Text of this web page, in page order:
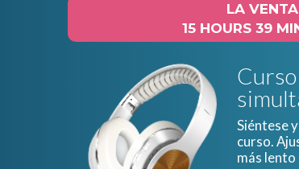
LA
15 HOURS 39
Siéntese
curso.
más